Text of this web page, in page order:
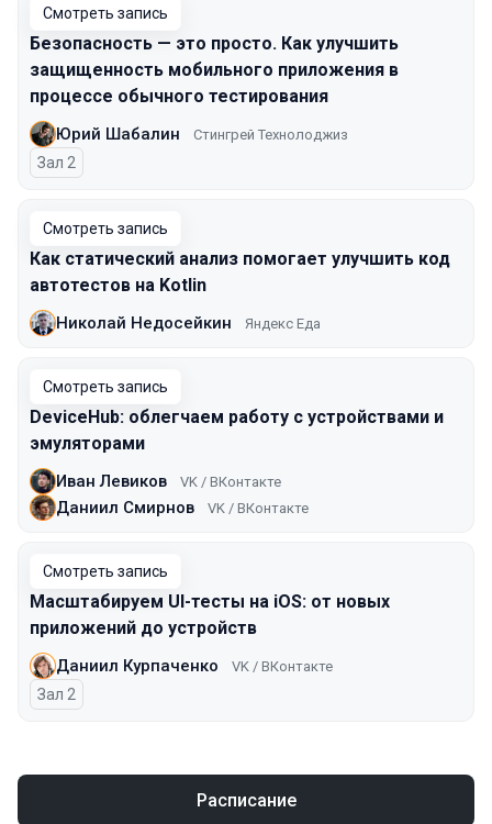
Смотреть запись
Безопасность — это просто. Как улучшить
защищенность мобильного приложения в
процессе обычного тестирования
Юрий Шабалин Стингрей Технолоджиз
Зал 2
Смотреть запись
Как статический анализ помогает улучшить код
автотестов на Kotlin
Николай Недосейкин Яндекс Еда
Смотреть запись
DeviceHub: облегчаем работу с устройствами и
эмуляторами
Иван Левиков VK / ВКонтакте
Даниил Смирнов VK / ВКонтакте
Смотреть запись
Масштабируем UI-тесты на iOS: от новых
приложений до устройств
Даниил Курпаченко VK / ВКонтакте
Зал 2
Расписание